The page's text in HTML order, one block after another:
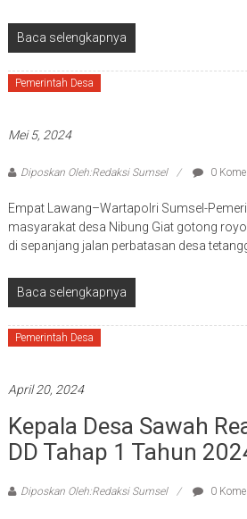
Baca selengkapnya
Pemerintah Desa
Mei 5, 2024
Diposkan Oleh:Redaksi Sumsel 0
Empat Lawang–Wartapolri Sumsel-
masyarakat desa Nibung Giat gotong
di sepanjang jalan perbatasan desa
Baca selengkapnya
Pemerintah Desa
April 20, 2024
Kepala Desa Sawah
DD Tahap 1 Tahun
Diposkan Oleh:Redaksi Sumsel 0